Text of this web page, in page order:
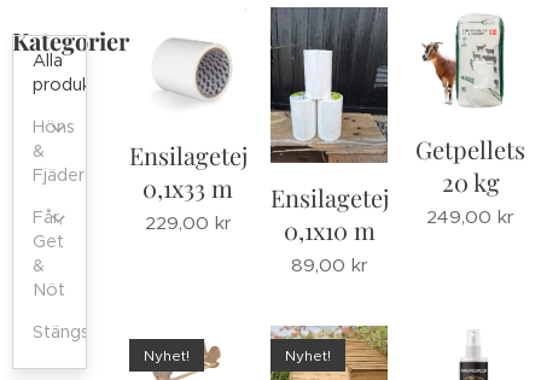
Kategorier
Alla
produkter
Höns
&
Fjäderfä
Får,
Get
&
Nöt
Stängsel
Ensilagetejp
0,1x33 m
229,00 kr
Ensilagetejp
0,1x10 m
89,00 kr
Getpellets
20 kg
249,00 kr
Nyhet! Nyhet!